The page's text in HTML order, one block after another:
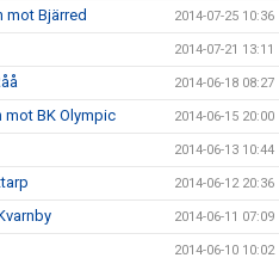
mot Bjärred 2014-07-25 10:36
2014-07-21 13:11
2014-06-18 08:27
BK Olympic 2014-06-15 20:00
2014-06-13 10:44
2014-06-12 20:36
2014-06-11 07:09
2014-06-10 10:02